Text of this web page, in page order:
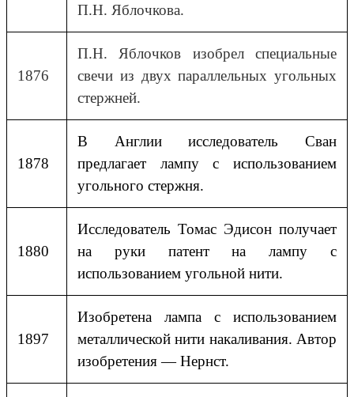
П.Н. Яблочкова.
1876
П.Н. Яблочков изобрел специальные
свечи из двух параллельных угольных
стержней.
1878
В Англии исследователь Сван
предлагает лампу с использованием
угольного стержня.
1880
Исследователь Томас Эдисон получает
на руки патент на лампу с
использованием угольной нити.
1897
Изобретена лампа с использованием
металлической нити накаливания. Автор
изобретения — Нернст.